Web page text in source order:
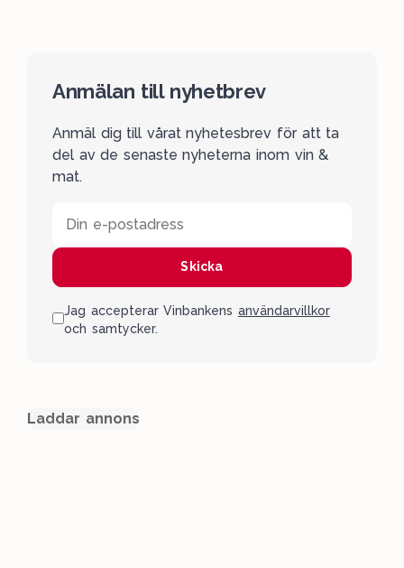
Anmälan till nyhetbrev
Anmäl dig till vårat nyhetesbrev för att ta
del av de senaste nyheterna inom vin &
mat.
Din e-postadress
Skicka
Jag accepterar Vinbankens användarvillkor
och samtycker.
Laddar annons